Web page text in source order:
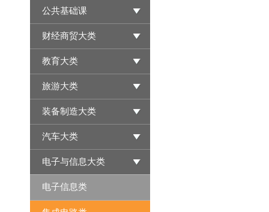
公共基础课
财经商贸大类
教育大类
旅游大类
装备制造大类
汽车大类
电子与信息大类
电子信息类